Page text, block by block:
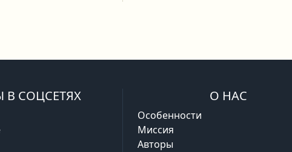
В СОЦСЕТЯХ О НАС
Особенности
Миссия
Авторы